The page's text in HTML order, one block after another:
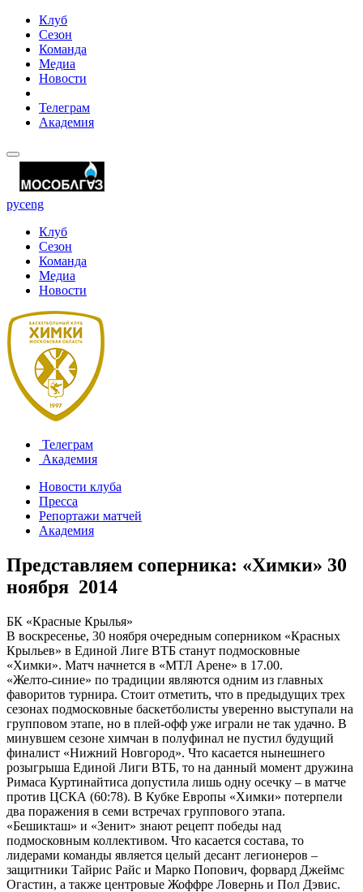
Клуб
Сезон
Команда
Медиа
Новости
Телеграм
Академия
русeng
Клуб
Сезон
Команда
Медиа
Новости
Телеграм
Академия
Новости клуба
Пресса
Репортажи матчей
Академия
Представляем соперника: «Химки» 30
ноября 2014
БК «Красные Крылья»
В воскресенье, 30 ноября очередным соперником «Красных
Крыльев» в Единой Лиге ВТБ станут подмосковные
«Химки». Матч начнется в «МТЛ Арене» в 17.00.
«Желто-синие» по традиции являются одним из главных
фаворитов турнира. Стоит отметить, что в предыдущих трех
сезонах подмосковные баскетболисты уверенно выступали на
групповом этапе, но в плей-офф уже играли не так удачно. В
минувшем сезоне химчан в полуфинал не пустил будущий
финалист «Нижний Новгород». Что касается нынешнего
розыгрыша Единой Лиги ВТБ, то на данный момент дружина
Римаса Куртинайтиса допустила лишь одну осечку – в матче
против ЦСКА (60:78). В Кубке Европы «Химки» потерпели
два поражения в семи встречах группового этапа.
«Бешикташ» и «Зенит» знают рецепт победы над
подмосковным коллективом. Что касается состава, то
лидерами команды является целый десант легионеров –
защитники Тайрис Райс и Марко Попович, форвард Джеймс
Огастин, а также центровые Жоффре Ловернь и Пол Дэвис.